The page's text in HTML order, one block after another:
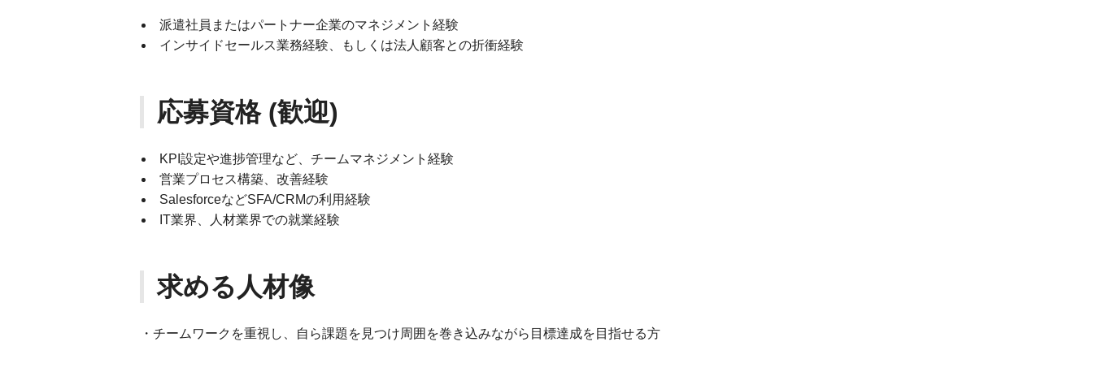
派遣社員またはパートナー企業のマネジメント経験
インサイドセールス業務経験、もしくは法人顧客との折衝経験
応募資格 (歓迎)
KPI設定や進捗管理など、チームマネジメント経験
営業プロセス構築、改善経験
SalesforceなどSFA/CRMの利用経験
IT業界、人材業界での就業経験
求める人材像
・チームワークを重視し、自ら課題を見つけ周囲を巻き込みながら目標達成を目指せる方